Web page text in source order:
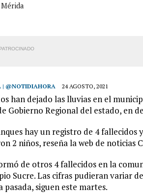
Mérida
| @NOTIDIAHORA 24 AGOSTO, 2021
han dejado las lluvias en el
Gobierno Regional del estado, en
hay un registro de 4
2 niños, reseña la web de noticias
de otros 4 fallecidos en la
Sucre. Las cifras pudieran variar
pasada, siguen este martes.